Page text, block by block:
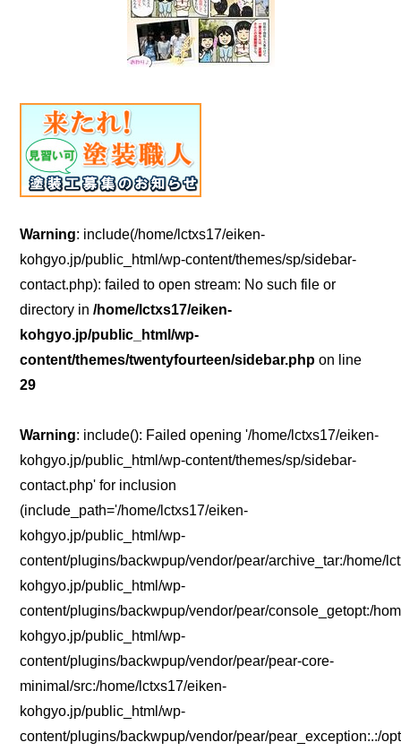
Warning: include(/home/lctxs17/eiken-
kohgyo.jp/public_html/wp-content/themes/sp/sidebar-
contact.php): failed to open stream: No such file or
directory in/home/lctxs17/eiken-
kohgyo.jp/public_html/wp-
content/themes/twentyfourteen/sidebar.php on line
29
Warning: include(): Failed opening '/home/lctxs17/eiken-
kohgyo.jp/public_html/wp-content/themes/sp/sidebar-
contact.php' for inclusion
(include_path='/home/lctxs17/eiken-
kohgyo.jp/public_html/wp-
content/plugins/backwpup/vendor/pear/archive_tar:/home/
kohgyo.jp/public_html/wp-
content/plugins/backwpup/vendor/pear/console_getopt:/
kohgyo.jp/public_html/wp-
content/plugins/backwpup/vendor/pear/pear-core-
minimal/src:/home/lctxs17/eiken-
kohgyo.jp/public_html/wp-
content/plugins/backwpup/vendor/pear/pear_exception:.:/